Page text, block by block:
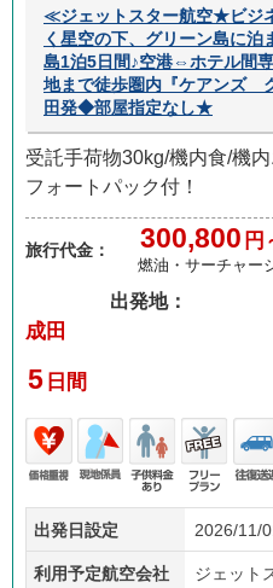
≪ジェットスター航空★ビジ
く星空の下、グリーン島に
島1泊5日間♪空港⇔ホテル間
地まで徒歩圏内『ケアンズ
田発◆部屋指定なし★
受託手荷物30kg/機内食/機
フォートパック付！
旅行代金： 300,800 円
燃油・サーチャー
出発地：
成田
5 日間
価格
重視
現地
係員
子供
あり
フリ
ープ
ラン
往復
送迎
出発日設定 2026/11/
利用予定航空会社 ジェット